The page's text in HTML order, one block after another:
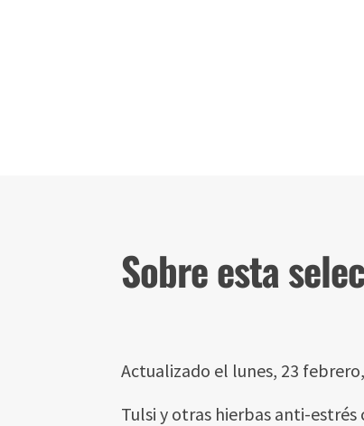
Sobre esta
Actualizado el lunes, 23
Tulsi y otras hierbas anti-